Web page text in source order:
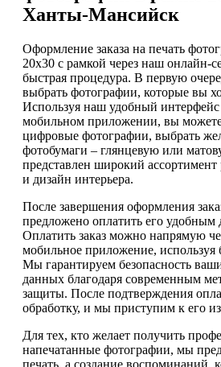
Ханты-Мансийск
Оформление заказа на печать
20х30 с рамкой через наш онлайн-
быстрая процедура. В первую
выбрать фотографии, которые вы
Используя наш удобный интерфейс
мобильном приложении, вы можете
цифровые фотографии, выбрать
фотобумаги – глянцевую или
представлен широкий
и дизайн интерьера.
После завершения оформления
предложено оплатить его удобным
Оплатить заказ можно напрямую
мобильное приложение, используя
Мы гарантируем безопасность
данных благодаря современным
защиты. После подтверждения
обработку, и мы приступим к его
Для тех, кто желает получить
напечатанные фотографии, мы
печать, а создание воспоминаний,